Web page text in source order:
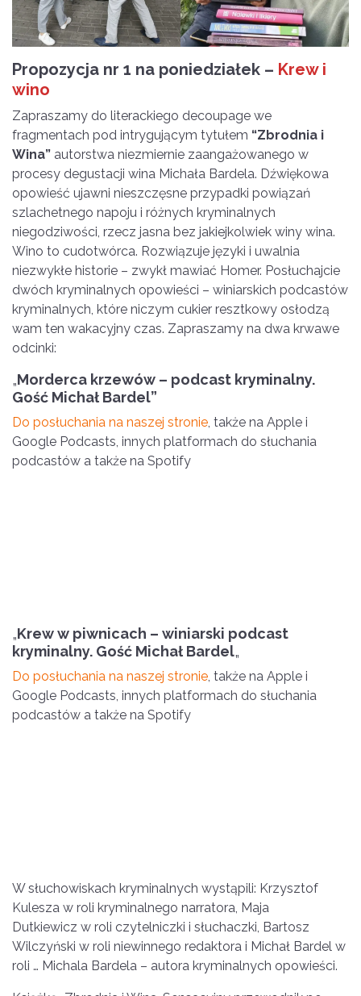
Propozycja nr 1 na poniedziałek – Krew i
wino
Zapraszamy do literackiego decoupage we
fragmentach pod intrygującym tytułem “Zbrodnia i
Wina” autorstwa niezmiernie zaangażowanego w
procesy degustacji wina Michała Bardela. Dźwiękowa
opowieść ujawni nieszczęsne przypadki powiązań
szlachetnego napoju i różnych kryminalnych
niegodziwości, rzecz jasna bez jakiejkolwiek winy wina.
Wino to cudotwórca. Rozwiązuje języki i uwalnia
niezwykłe historie – zwykł mawiać Homer. Posłuchajcie
dwóch kryminalnych opowieści – winiarskich podcastów
kryminalnych, które niczym cukier resztkowy osłodzą
wam ten wakacyjny czas. Zapraszamy na dwa krwawe
odcinki:
„Morderca krzewów – podcast kryminalny.
Gość Michał Bardel”
Do posłuchania na naszej stronie, także na Apple i
Google Podcasts, innych platformach do słuchania
podcastów a także na Spotify
„Krew w piwnicach – winiarski podcast
kryminalny. Gość Michał Bardel„
Do posłuchania na naszej stronie, także na Apple i
Google Podcasts, innych platformach do słuchania
podcastów a także na Spotify
W słuchowiskach kryminalnych wystąpili: Krzysztof
Kulesza w roli kryminalnego narratora, Maja
Dutkiewicz w roli czytelniczki i słuchaczki, Bartosz
Wilczyński w roli niewinnego redaktora i Michał Bardel w
roli … Michala Bardela – autora kryminalnych opowieści.